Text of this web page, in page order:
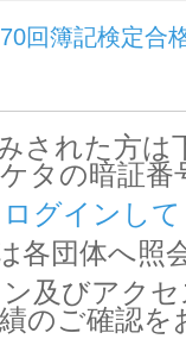
回簿記検定合
された方は
タの暗証
グインして
団体へ照
及びアク
のご確認